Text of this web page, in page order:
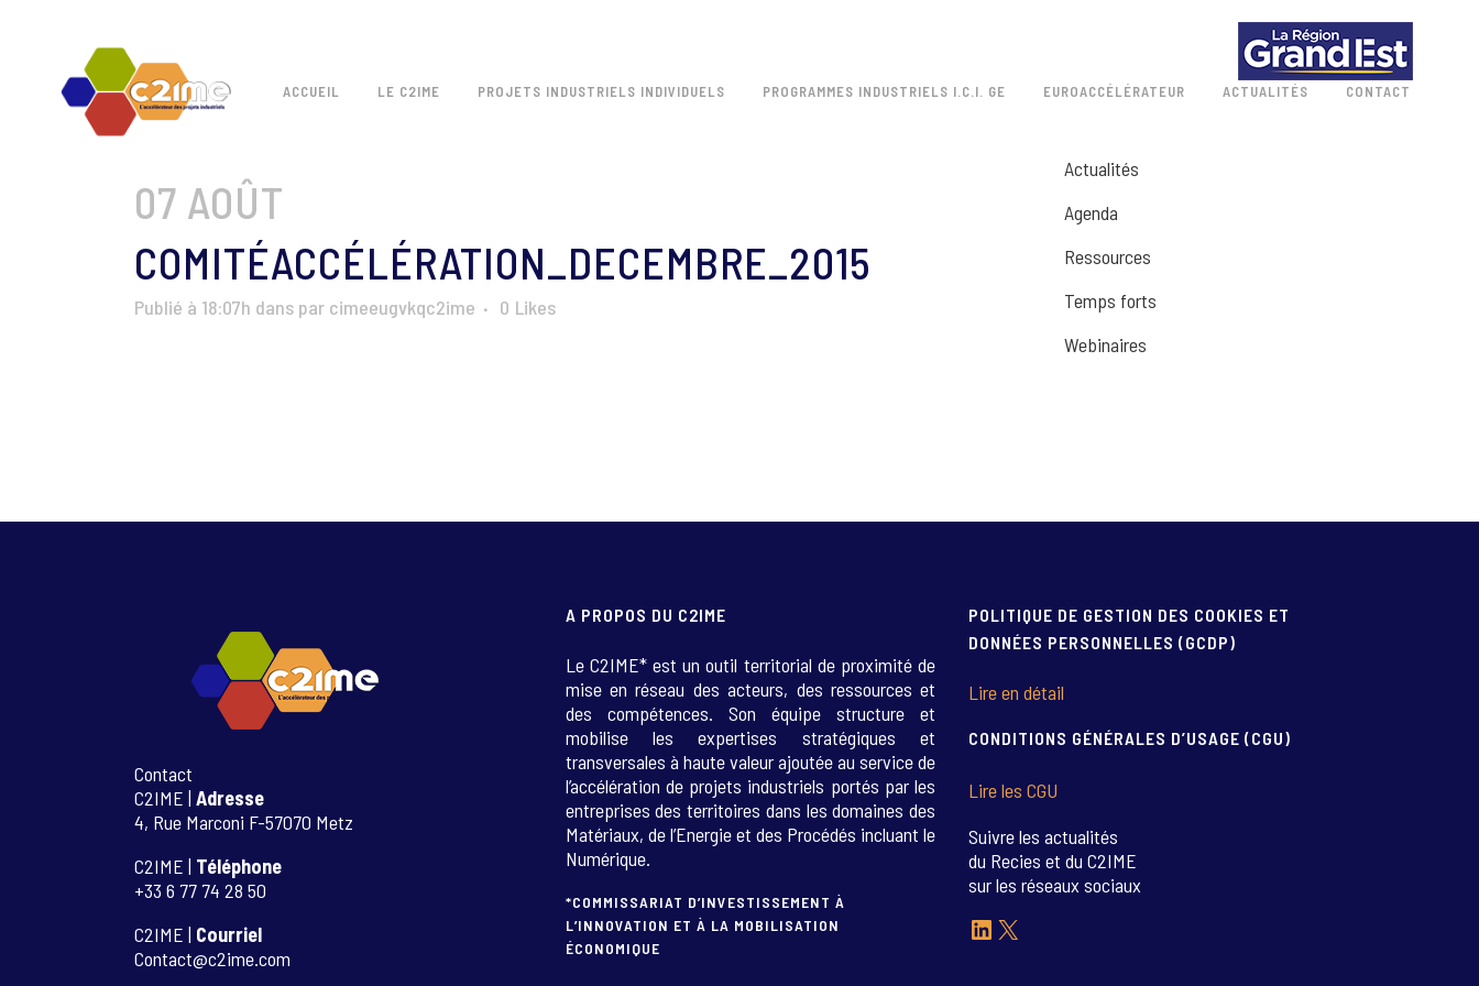
ACCUEIL LE C2IME PROJETS INDUSTRIELS INDIVIDUELS PROGRAMMES INDUSTRIELS I.C.I. GE EUROACCÉLÉRATEUR ACTUALITÉS CONTACT
07 AOÛT
COMITÉACCÉLÉRATION_DECEMBRE_2015
Publié à 18:07h dans par cimeeugvkqc2ime 0 Likes
Actualités
Agenda
Ressources
Temps forts
Webinaires
Contact
C2IME | Adresse
4, Rue Marconi F-57070 Metz
C2IME | Téléphone
+33 6 77 74 28 50
C2IME | Courriel
Contact@c2ime.com
A PROPOS DU C2IME
Le C2IME* est un outil territorial de proximité de
mise en réseau des acteurs, des ressources et
des compétences. Son équipe structure et
mobilise les expertises stratégiques et
transversales à haute valeur ajoutée au service de
l’accélération de projets industriels portés par les
entreprises des territoires dans les domaines des
Matériaux, de l’Energie et des Procédés incluant le
Numérique.
*COMMISSARIAT D’INVESTISSEMENT À
L’INNOVATION ET À LA MOBILISATION
ÉCONOMIQUE
POLITIQUE DE GESTION DES COOKIES ET
DONNÉES PERSONNELLES (GCDP)
Lire en détail
CONDITIONS GÉNÉRALES D’USAGE (CGU)
Lire les CGU
Suivre les actualités
du Recies et du C2IME
sur les réseaux sociaux
LinkedIn
X